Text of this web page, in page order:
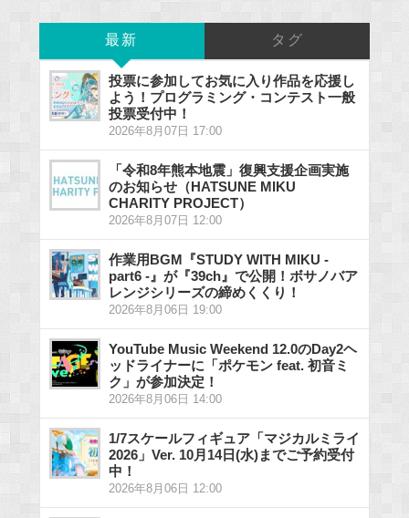
最新 タグ
投票に参加してお気に入り作品を応援し
よう！プログラミング・コンテスト一般
投票受付中！
2026年8月07日 17:00
「令和8年熊本地震」復興支援企画実施
のお知らせ（HATSUNE MIKU
CHARITY PROJECT）
2026年8月07日 12:00
作業用BGM『STUDY WITH MIKU -
part6 -』が『39ch』で公開！ボサノバア
レンジシリーズの締めくくり！
2026年8月06日 19:00
YouTube Music Weekend 12.0のDay2ヘ
ッドライナーに「ポケモン feat. 初音ミ
ク」が参加決定！
2026年8月06日 14:00
1/7スケールフィギュア「マジカルミライ
2026」Ver. 10月14日(水)までご予約受付
中！
2026年8月06日 12:00